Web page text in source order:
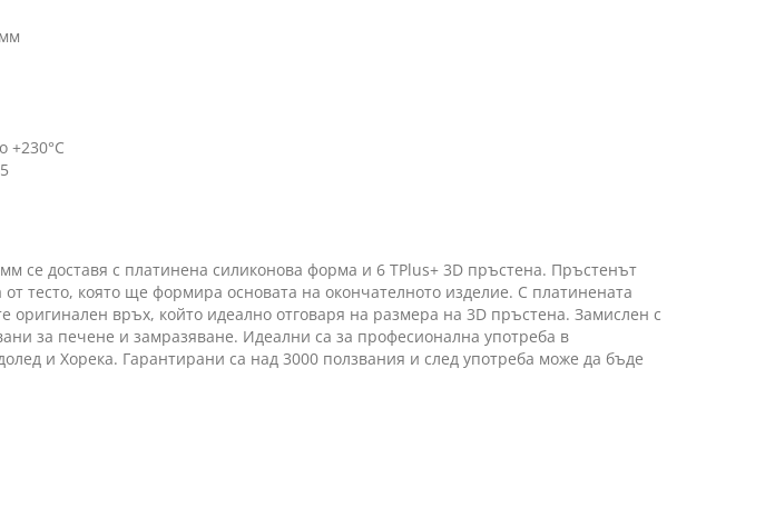
+230°C
се доставя с платинена силиконова форма и 6 TPlus+ 3D пръстена. Пръстенът
тесто, която ще формира основата на окончателното изделие. С платинената
оригинален връх, който идеално отговаря на размера на 3D пръстена. Замислен с
за печене и замразяване. Идеални са за професионална употреба в
и Хорека. Гарантирани са над 3000 ползвания и след употреба може да бъде